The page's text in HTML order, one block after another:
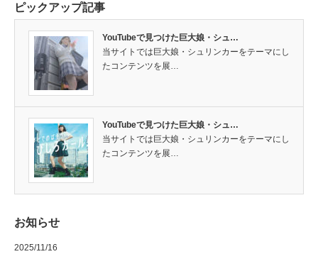
ピックアップ記事
YouTubeで見つけた巨大娘・シュ…
当サイトでは巨大娘・シュリンカーをテーマにし
たコンテンツを展…
YouTubeで見つけた巨大娘・シュ…
当サイトでは巨大娘・シュリンカーをテーマにし
たコンテンツを展…
お知らせ
2025/11/16